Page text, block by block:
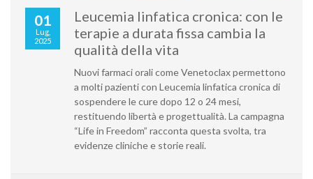
01
Lug,
2025
Leucemia linfatica cronica: con le
terapie a durata fissa cambia la
qualità della vita
Nuovi farmaci orali come Venetoclax permettono
a molti pazienti con Leucemia linfatica cronica di
sospendere le cure dopo 12 o 24 mesi,
restituendo libertà e progettualità. La campagna
“Life in Freedom” racconta questa svolta, tra
evidenze cliniche e storie reali.